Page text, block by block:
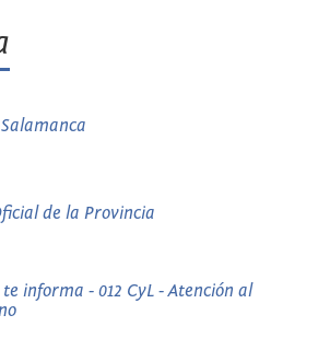
de la Provincia
informa - 012 CyL - Atención al